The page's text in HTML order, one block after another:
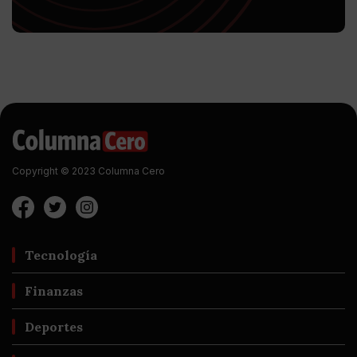
Copyright © 2023 Columna Cero
Tecnología
Finanzas
Deportes